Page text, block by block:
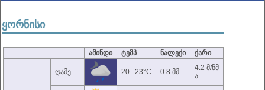
ყორნისი
ამინდი ტემპ ნალექი ქარი
ღამე 20...23°C 0.8 მმ
4.2 მ/წმ
ა